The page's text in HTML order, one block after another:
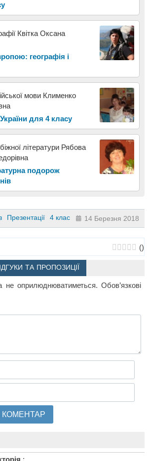
Квітка Оксана
географія і
мови Клименко
для 4 класу
літератури Рябова
подорож
Презентації 4 клас 14 Березня 2018
()
ТА ПРОПОЗИЦІЇ
не оприлюднюватиметься. Обов’язкові
: